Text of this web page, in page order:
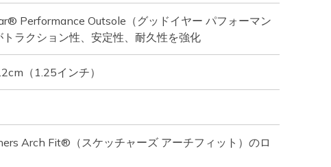
Performance Outsole（グッドイヤー パフォーマン
ラクション性、安定性、耐久性を強化
（1.25インチ）
Arch Fit®（スケッチャーズ アーチフィット）のロ